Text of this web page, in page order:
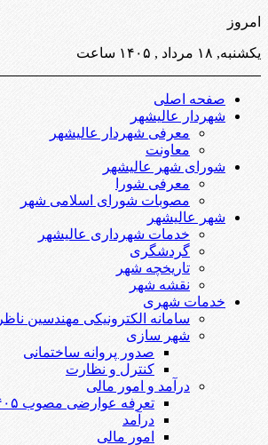
امروز
یکشنبه, ۱۸ مرداد , ۱۴۰۵ ساعت
صفحه اصلی
شهردار عالیشهر
معرفی شهردار عالیشهر
معاونت
شورای شهر عالیشهر
معرفی شورا
مصوبات شورای اسلامی شهر
شهر عالیشهر
خدمات شهرداری عالیشهر
گردشگری
تاریخچه شهر
نقشه شهر
خدمات شهری
سامانه الکترونیکی مهندسین ناظر
شهر سازی
صدور پروانه ساختمانی
کنترل و نظارت
درآمد و امور مالی
تعرفه عوارضی مصوب ۱۴۰۵
درآمد
امور مالی